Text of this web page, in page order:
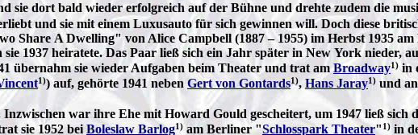
sie dort bald wieder erfolgreich auf der Bühne und drehte zudem die
und sie mit einem Luxusauto für sich gewinnen will. Doch diese
Share A Dwelling" von Alice Campbell (1887 – 1955) im Herbst 1935
1937 heiratete. Das Paar ließ sich ein Jahr später in New York nieder,
übernahm sie wieder Aufgaben beim Theater und trat amBroadway1) in
1)) auf, gehörte 1941 neben Gert von Gontards1), Hans Jaray1) und
war ihre Ehe mit Howard Gould gescheitert, um 1947 ließ sich
sie 1952 bei Boleslaw Barlog1) am Berliner "Schlosspark Theater" 1) in